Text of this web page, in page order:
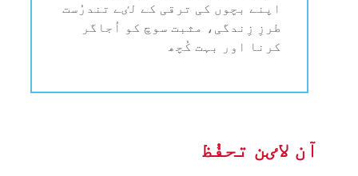
اپنے بچوں کی ترقی کے لٸے تندرُست
طرزِ زِندگی، مثبت سوچ کو اُجاگر
کرنا اور بہت کُچھ
آن لاٸن تحفُظ